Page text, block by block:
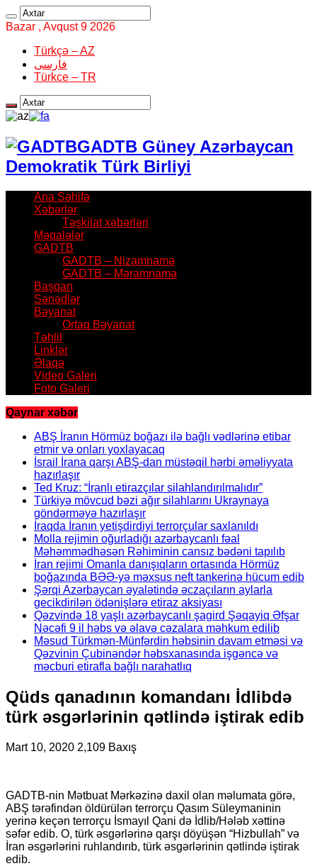
Bazar , Avqust 9 2026
Türkçə – AZ
فارسی
Türkce – TR
GADTB Güney Azərbaycan
Demokratik Türk Birliyi
Ana Səhifə
Xəbərlər
Təşkilat xəbərləri
Məqalələr
GADTB
GADTB – Nizamnamə
GADTB – Məramnamə
Başqan
Sənədlər
Bəyanat
Ortaq Bəyanat
Təhlil
Linklər
Əlaqə
Video Galeri
Foto Galeri
Qaynar xəbər
ABŞ İranın Hörmüz boğazı ilə bağlı vədlərinə etibar
etmir və onları yoxlayacaq
İsrail İrana qarşı ABŞ-dan müstəqil hərbi əməliyyata
hazırlaşır
Ted Kruz: “İranlı etirazçılar silahlandırılmalıdır”
Türkiyə mövcud bəzi ağır silahlarını Ukraynaya
göndərməyə hazırlaşır
İraqda İranın yetişdirdiyi terrorçular saxlanıldı
Molla rejimin oğurladığı azərbaycanlı fəal
Məhəmmədhəsən Rəhiminin cansız bədəni tapılıb
İran rejimi Omanla danışıqların ortasında Hörmüz
boğazında BƏƏ-yə məxsus neft tankerinə hücum edib
Şərqi Azərbaycan əyalətində əczaçıların aylarla
gecikdirilən ödənişlərə etiraz aksiyası
Qəzvində 18 yaşlı azərbaycanlı şagird Şəqayiq Əfşar
Nəcəfi 9 il həbs və əlavə cəzalara məhkum edilib
Məsud Türkmən-Münfərdin həbsinin davam etməsi və
Qəzvinin Çubinəndər həbsxanasında işgəncə və
məcburi etirafla bağlı narahatlıq
Qüds qanadının komandanı İdlibdə
türk əsgərlərinin qətlində iştirak edib
Mart 10, 2020 2,109 Baxış
GADTB-nin Mətbuat Mərkəzinə daxil olan məlumata görə,
ABŞ tərəfindən öldürülən terrorçu Qasım Süleymaninin
yerinə keçən terrorçu İsmayıl Qani də İdlib/Hələb xəttinə
səfər edib. O, türk əsgərlərinə qarşı döyüşən “Hizbullah” və
İran əsgərlərini ruhlandırıb, türk əsgərlərinin qətlində iştirak
edib.